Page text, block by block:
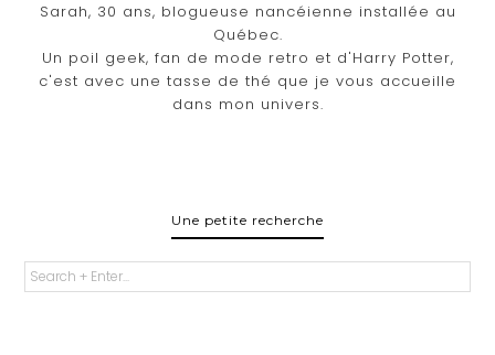
Sarah, 30 ans, blogueuse nancéienne installée au
Québec.
Un poil geek, fan de mode retro et d'Harry Potter,
c'est avec une tasse de thé que je vous accueille
dans mon univers.
Une petite recherche